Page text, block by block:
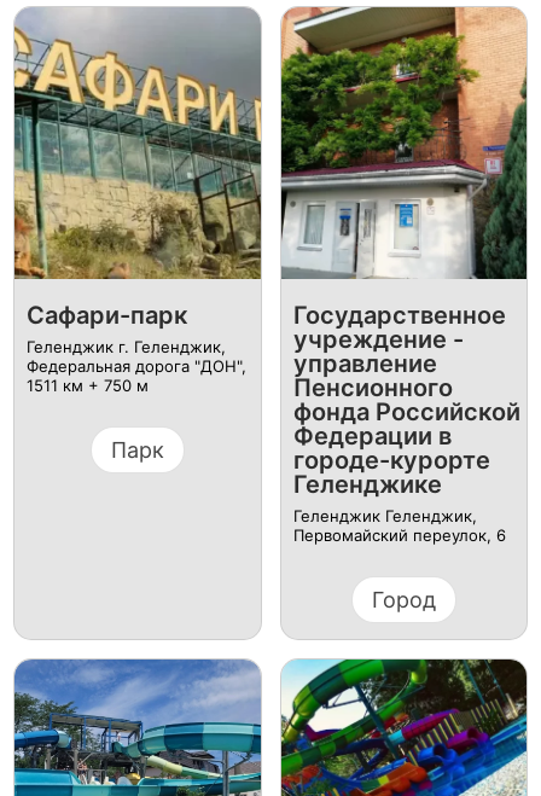
Сафари-парк
Геленджик г. Геленджик,
Федеральная дорога "ДОН",
1511 км + 750 м
Парк
Государственное
учреждение -
управление
Пенсионного
фонда Российской
Федерации в
городе-курорте
Геленджике
Геленджик Геленджик,
Первомайский переулок, 6
Город